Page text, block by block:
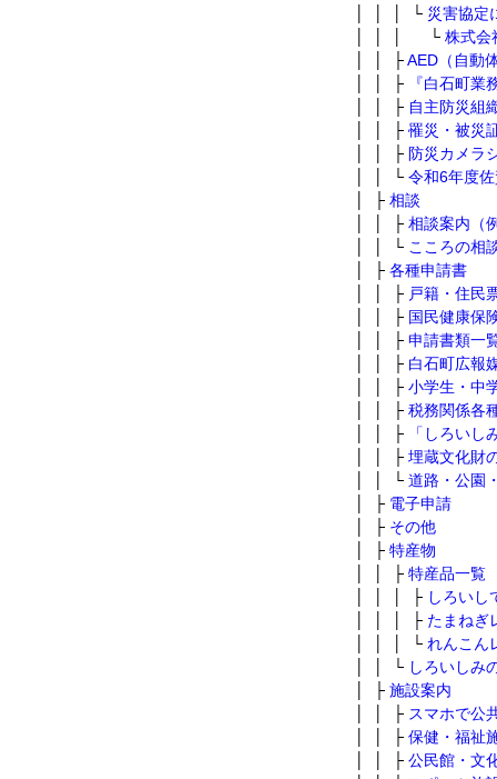
│ │ │ └ 災害協定
│ │ │ └ 株式会
│ │ ├AED（自動
│ │ ├
『白石町業
│ │ ├ 自主防災組
│ │ ├ 罹災・被災
│ │ ├ 防災カメラ
│ │ └ 令和6年度
│ ├ 相談
│ │ ├ 相談案内（
│ │ └ こころの相
│ ├ 各種申請書
│ │ ├ 戸籍・住民
│ │ ├ 国民健康保
│ │ ├ 申請書類一
│ │ ├ 白石町広報
│ │ ├ 小学生・中
│ │ ├ 税務関係各
│ │ ├
「しろいし
│ │ ├ 埋蔵文化財
│ │ └ 道路・公園
│ ├ 電子申請
│ ├ その他
│ ├ 特産物
│ │ ├ 特産品一覧
│ │ │ ├ しろいし
│ │ │ ├ たまねぎ
│ │ │ └ れんこん
│ │ └ しろいしみ
│ ├ 施設案内
│ │ ├ スマホで公
│ │ ├ 保健・福祉
│ │ ├ 公民館・文